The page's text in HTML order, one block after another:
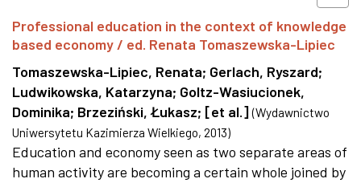
Professional education in the context of knowledge
based economy / ed. Renata Tomaszewska-Lipiec
Tomaszewska-Lipiec, Renata; Gerlach, Ryszard;
Ludwikowska, Katarzyna; Goltz-Wasiucionek,
Dominika; Brzeziński, Łukasz; [et al.] (Wydawnictwo
Uniwersytetu Kazimierza Wielkiego, 2013)
Education and economy seen as two separate areas of
human activity are becoming a certain whole joined by